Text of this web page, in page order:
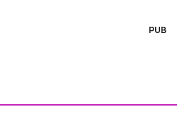
PUB